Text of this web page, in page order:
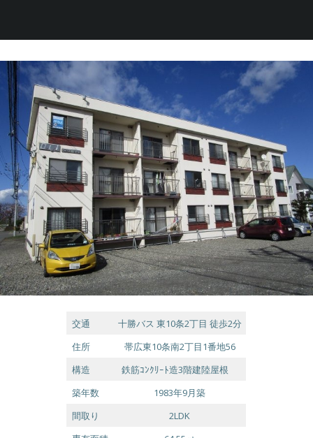
交通
十勝バス 東10条2丁目 徒歩2分
住所
帯広東10条南2丁目1番地56
構造
鉄筋ｺﾝｸﾘｰﾄ造3階建陸屋根
築年数
1983年9月築
間取り
2LDK